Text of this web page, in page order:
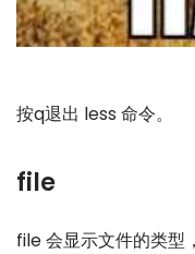
按q退出 less 命令。
file
file 会显示文件的类型